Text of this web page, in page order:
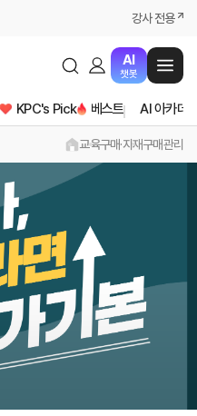
강사 전용
AI
챗봇
KPC's Pick 베스트 AI 아카데
교육구매·자재구매관리